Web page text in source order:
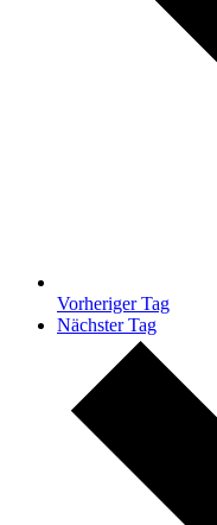
Vorheriger Tag
Nächster Tag